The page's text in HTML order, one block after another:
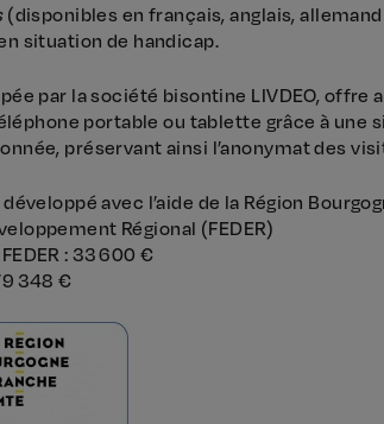
(disponibles en français, anglais,
situation de handicap.
par la société bisontine LIVDEO,
portable ou tablette grâce à une
préservant ainsi l’anonymat des
avec l’aide de la Région
Régional (FEDER)
: 33 600 €
348 €